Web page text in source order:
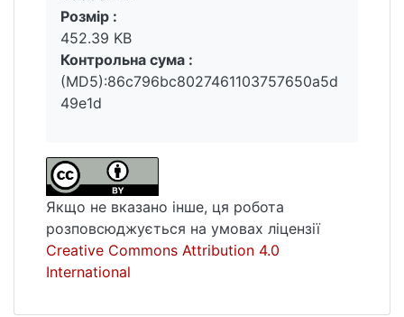
Розмір :
452.39 KB
Контрольна сума :
(MD5):86c796bc8027461103757650a5d
49e1d
Якщо не вказано інше, ця робота
розповсюджується на умовах ліцензії
Creative Commons Attribution 4.0
International